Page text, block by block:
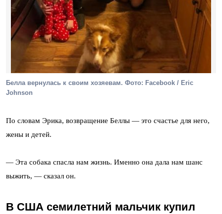
Белла вернулась к своим хозяевам. Фото: Facebook / Eric
Johnson
По словам Эрика, возвращение Беллы — это счастье для него,
жены и детей.
— Эта собака спасла нам жизнь. Именно она дала нам шанс
выжить, — сказал он.
В США семилетний мальчик купил